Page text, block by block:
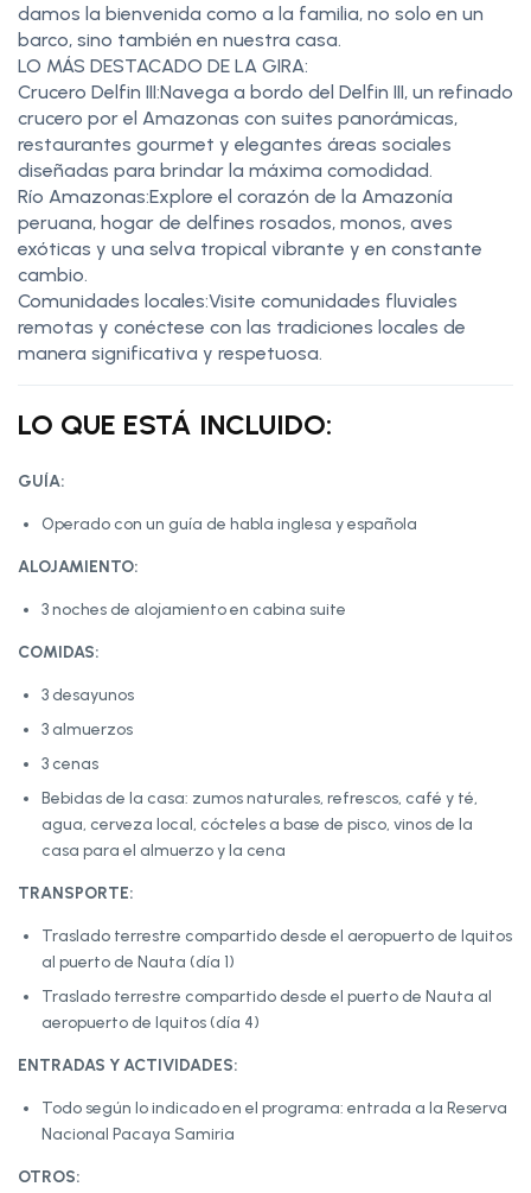
damos la bienvenida como a la familia, no solo en un
barco, sino también en nuestra casa.
LO MÁS DESTACADO DE LA GIRA:
Crucero Delfin III:Navega a bordo del Delfin III, un refinado
crucero por el Amazonas con suites panorámicas,
restaurantes gourmet y elegantes áreas sociales
diseñadas para brindar la máxima comodidad.
Río Amazonas:Explore el corazón de la Amazonía
peruana, hogar de delfines rosados, monos, aves
exóticas y una selva tropical vibrante y en constante
cambio.
Comunidades locales:Visite comunidades fluviales
remotas y conéctese con las tradiciones locales de
manera significativa y respetuosa.
LO QUE ESTÁ INCLUIDO:
GUÍA:
Operado con un guía de habla inglesa y española
ALOJAMIENTO:
3 noches de alojamiento en cabina suite
COMIDAS:
3 desayunos
3 almuerzos
3 cenas
Bebidas de la casa: zumos naturales, refrescos, café y té,
agua, cerveza local, cócteles a base de pisco, vinos de la
casa para el almuerzo y la cena
TRANSPORTE:
Traslado terrestre compartido desde el aeropuerto de Iquitos
al puerto de Nauta (día 1)
Traslado terrestre compartido desde el puerto de Nauta al
aeropuerto de Iquitos (día 4)
ENTRADAS Y ACTIVIDADES:
Todo según lo indicado en el programa: entrada a la Reserva
Nacional Pacaya Samiria
OTROS: